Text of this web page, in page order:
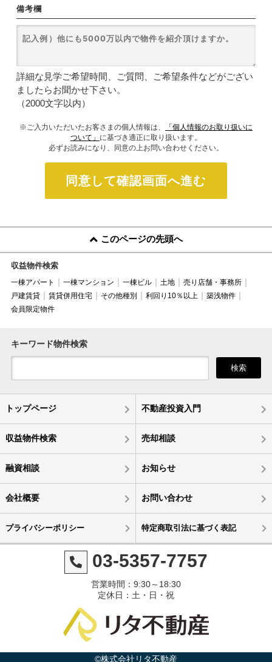
備考欄
詳細な見学ご希望時間、ご質問、ご希望条件などがござい
ましたらお聞かせ下さい。
（2000文字以内）
※ご入力いただいたお客さまの個人情報は、
「個人情報のお取り扱いに
ついて」 に基づき適正に取り扱います。
必ずお読みになり、同意の上お問い合わせください。
同意して確認画面へ進む
このページの先頭へ
収益物件検索
一棟アパート 一棟マンション 一棟ビル 土地
売り店舗・事務所
戸建賃貸
賃貸併用住宅 その他種別 利回り10％以上
築浅物件
会員限定物件
キーワード物件検索
検索
トップページ 不動産投資入門
収益物件検索 売却相談
融資相談 お知らせ
会社概要 お問い合わせ
プライバシーポリシー 特定商取引法に基づく表記
03-5357-7757
営業時間：9:30～18:30
定休日：土・日・祝
©株式会社リタ不動産